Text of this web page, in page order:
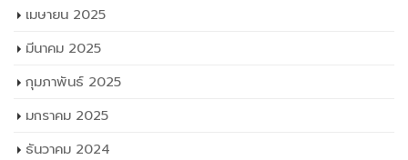
เมษายน 2025
มีนาคม 2025
กุมภาพันธ์ 2025
มกราคม 2025
ธันวาคม 2024